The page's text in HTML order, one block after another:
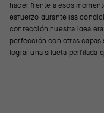
hacer frente a esos
esfuerzo durante las
confección nuestra idea
perfección con otras capas
lograr una silueta perfilada